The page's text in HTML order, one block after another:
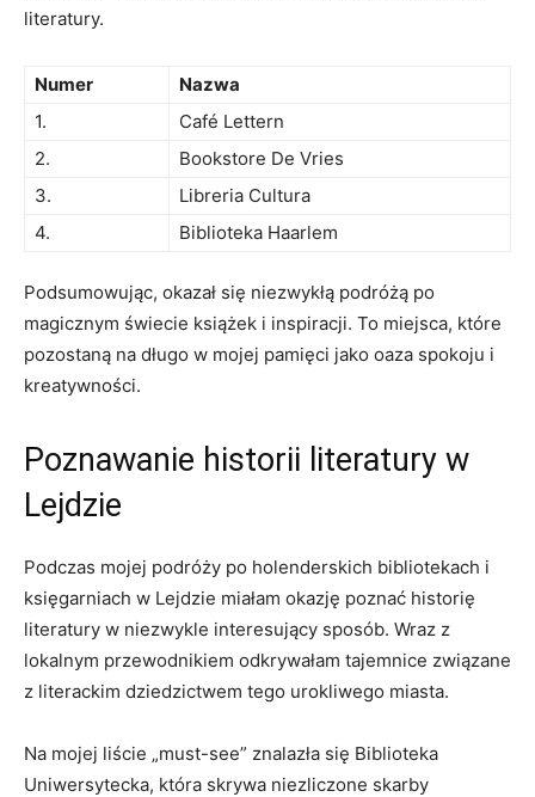
‍literatury.
Numer
Nazwa
1.
Café ‌Lettern
2.
Bookstore De Vries
3.
Libreria Cultura
4.
Biblioteka Haarlem
Podsumowując, okazał się ⁤niezwykłą podróżą po
magicznym​ świecie książek‍ i‌ inspiracji.‌ To miejsca, które
pozostaną na długo w mojej pamięci jako​ oaza spokoju‍ i
kreatywności.
Poznawanie historii literatury w
Lejdzie
Podczas mojej podróży po holenderskich bibliotekach ‍i
księgarniach w ⁢Lejdzie miałam okazję‍ poznać historię
literatury w niezwykle interesujący sposób. Wraz z
lokalnym przewodnikiem odkrywałam ⁤tajemnice związane
z literackim dziedzictwem​ tego urokliwego miasta.
Na mojej liście „must-see” znalazła‌ się​ Biblioteka​
Uniwersytecka, która skrywa niezliczone skarby